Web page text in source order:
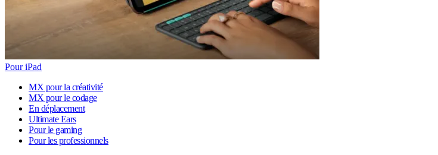
Pour iPad
MX pour la créativité
MX pour le codage
En déplacement
Ultimate Ears
Pour le gaming
Pour les professionnels